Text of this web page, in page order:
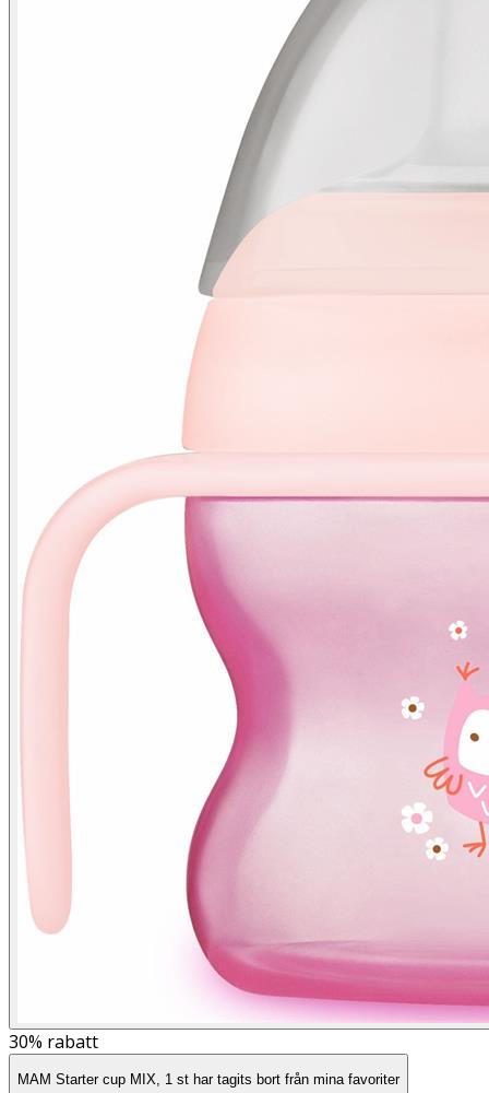
30% rabatt
MAM Starter cup MIX, 1 st har tagits bort från mina favoriter